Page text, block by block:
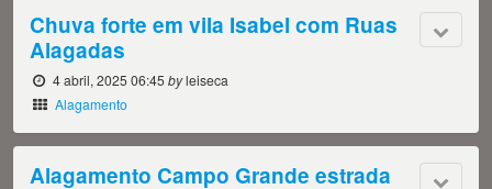
Chuva forte em vila Isabel com Ruas
Alagadas
4 abril, 2025 06:45byleiseca
Alagamento
Alagamento Campo Grande estrada